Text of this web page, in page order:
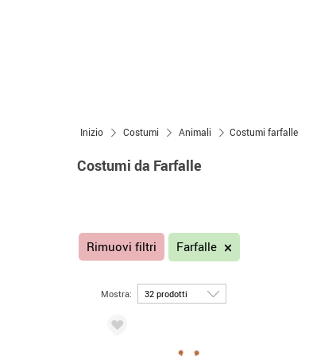
Inizio Costumi Animali Costumi farfalle
Costumi da Farfalle
Rimuovi filtri Farfalle
Mostra: